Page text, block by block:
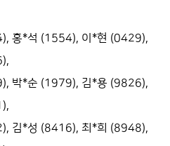
홍*석 (1554), 이*현 (0429),
박*순 (1979), 김*용 (9826),
김*성 (8416), 최*희 (8948),